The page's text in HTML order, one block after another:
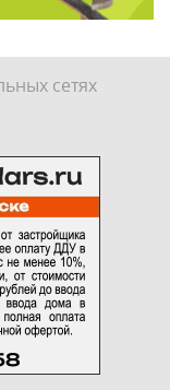
сетях